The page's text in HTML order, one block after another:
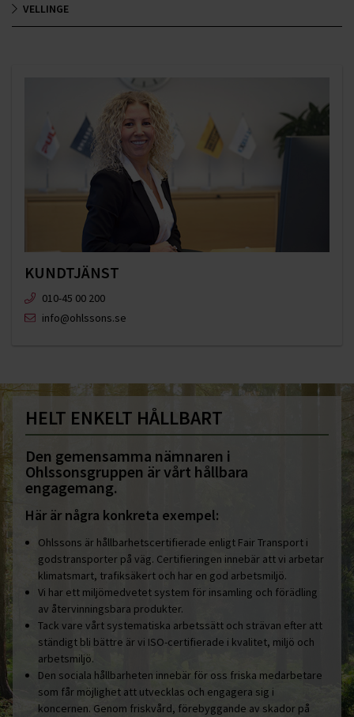
VELLINGE
KUNDTJÄNST
010-45 00 200​
info@ohlssons.se
HELT ENKELT HÅLLBART
Den gemensamma nämnaren i
Ohlssonsgruppen är vårt hållbara
engagemang.
Här är några konkreta exempel:
Ohlssons är hållbarhetscertifierade enligt Fair Transport i
godstransporter på väg. Certifieringen innebär att vi arbetar
klimatsmart, trafiksäkert och har en god arbetsmiljö.
Vi har ett miljömedvetet system för insamling och förädling
av återvinningsbara produkter.
Tack vare vårt systematiska arbetssätt och strävan efter att
ständigt bli bättre är vi ISO-certifierade i kvalitet, miljö och
arbetsmiljö.
Den sociala hållbarheten innebär för oss friska medarbetare
som får möjlighet att utvecklas och engagera sig i
koncernen. Genom friskvård, förebyggande av skador på